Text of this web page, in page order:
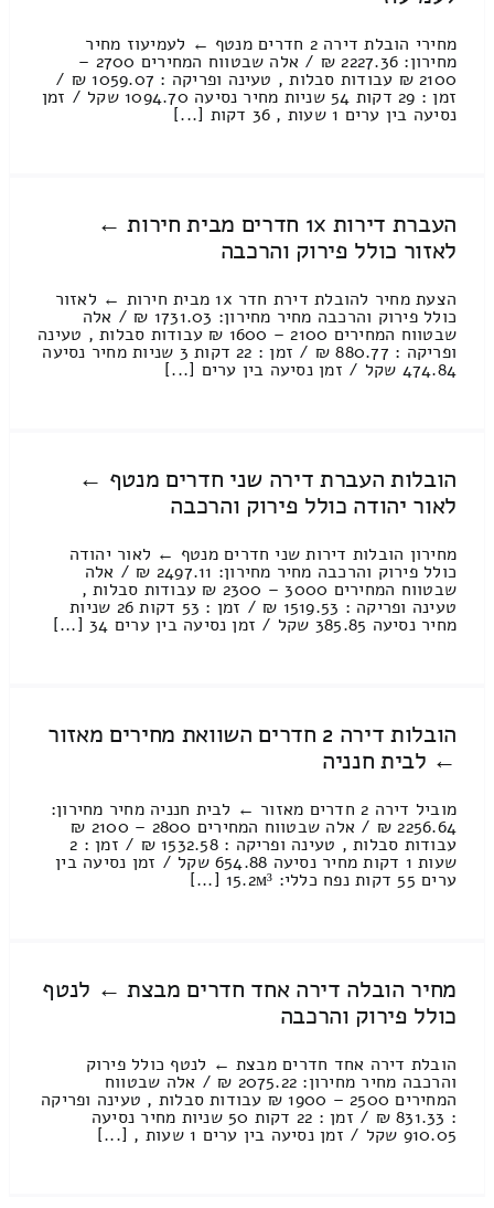
מחירי הובלת דירה 2 חדרים מנטף ← לעמיעוז מחיר
מחירון: 2227.36 ₪ / אלה שבטווח המחירים 2700 –
2100 ₪ עבודות סבלות , טעינה ופריקה : 1059.07 ₪ /
זמן : 29 דקות 54 שניות מחיר נסיעה 1094.70 שקל / זמן
נסיעה בין ערים 1 שעות , 36 דקות [...]
העברת דירות 1x חדרים מבית חירות ←
לאזור כולל פירוק והרכבה
הצעת מחיר להובלת דירת חדר 1x מבית חירות ← לאזור
כולל פירוק והרכבה מחיר מחירון: 1731.03 ₪ / אלה
שבטווח המחירים 2100 – 1600 ₪ עבודות סבלות , טעינה
ופריקה : 880.77 ₪ / זמן : 22 דקות 3 שניות מחיר נסיעה
474.84 שקל / זמן נסיעה בין ערים [...]
הובלות העברת דירה שני חדרים מנטף ←
לאור יהודה כולל פירוק והרכבה
מחירון הובלות דירות שני חדרים מנטף ← לאור יהודה
כולל פירוק והרכבה מחיר מחירון: 2497.11 ₪ / אלה
שבטווח המחירים 3000 – 2300 ₪ עבודות סבלות ,
טעינה ופריקה : 1519.53 ₪ / זמן : 53 דקות 26 שניות
מחיר נסיעה 385.85 שקל / זמן נסיעה בין ערים 34 [...]
הובלות דירה 2 חדרים השוואת מחירים מאזור
← לבית חנניה
מוביל דירה 2 חדרים מאזור ← לבית חנניה מחיר מחירון:
2256.64 ₪ / אלה שבטווח המחירים 2800 – 2100 ₪
עבודות סבלות , טעינה ופריקה : 1532.58 ₪ / זמן : 2
שעות 1 דקות מחיר נסיעה 654.88 שקל / זמן נסיעה בין
ערים 55 דקות נפח כללי: 15.2м³ [...]
מחיר הובלה דירה אחד חדרים מבצת ← לנטף
כולל פירוק והרכבה
הובלת דירה אחד חדרים מבצת ← לנטף כולל פירוק
והרכבה מחיר מחירון: 2075.22 ₪ / אלה שבטווח
המחירים 2500 – 1900 ₪ עבודות סבלות , טעינה ופריקה
: 831.33 ₪ / זמן : 22 דקות 50 שניות מחיר נסיעה
910.05 שקל / זמן נסיעה בין ערים 1 שעות , [...]